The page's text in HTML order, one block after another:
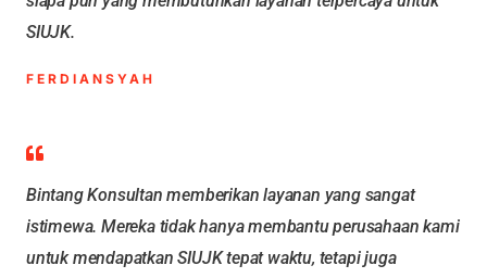
SIUJK.
FERDIANSYAH
Bintang Konsultan memberikan layanan yang sangat
istimewa. Mereka tidak hanya membantu perusahaan kami
untuk mendapatkan SIUJK tepat waktu, tetapi juga